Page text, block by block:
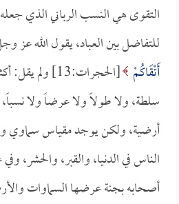
التقوى هي النسب الرباني الذي
للتفاضل بين العباد، يقول الله عز
أَتْقَاكُمْ
[الحجرات:13]
سلطة، ولا طولاً ولا عرضاً ولا
أرضية، ولكن يوجد مقياس سماوي
الناس في الدنيا، والقبر، والحشر،
أصحابه بجنة عرضها السماوات